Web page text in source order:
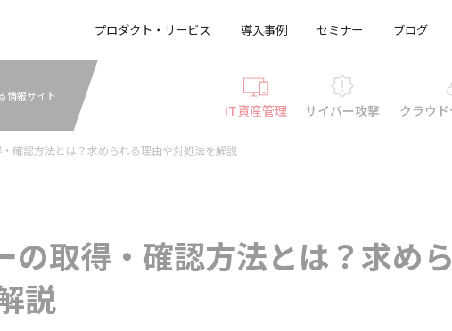
プロダクト・サービス 導入事例 セミナー ブログ
情報サイト
IT資産管理 サイバー攻撃 クラウド
確認方法とは？求められる理由や対処法を解説
取得・確認方法とは？求め
説